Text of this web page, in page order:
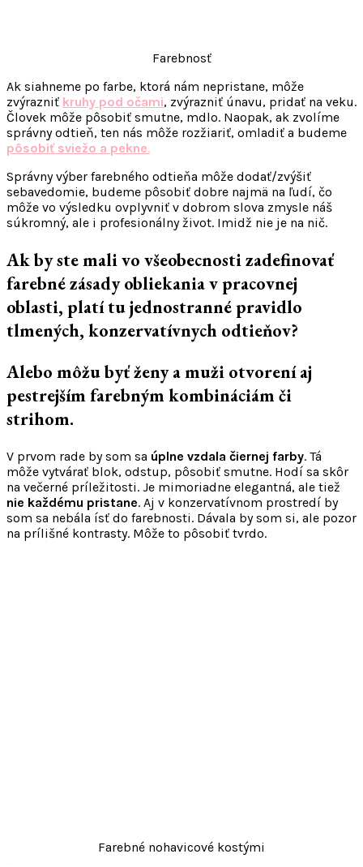
Farebnosť
Ak siahneme po farbe, ktorá nám nepristane, môže
zvýrazniť kruhy pod očami, zvýrazniť únavu, pridať na veku.
Človek môže pôsobiť smutne, mdlo. Naopak, ak zvolíme
správny odtieň, ten nás môže rozžiariť, omladiť a budeme
pôsobiť sviežo a pekne.
Správny výber farebného odtieňa môže dodať/zvýšiť
sebavedomie, budeme pôsobiť dobre najmä na ľudí, čo
môže vo výsledku ovplyvniť v dobrom slova zmysle náš
súkromný, ale i profesionálny život. Imidž nie je na nič.
Ak by ste mali vo všeobecnosti zadefinovať
farebné zásady obliekania v pracovnej
oblasti, platí tu jednostranné pravidlo
tlmených, konzervatívnych odtieňov?
Alebo môžu byť ženy a muži otvorení aj
pestrejším farebným kombináciám či
strihom.
V prvom rade by som sa úplne vzdala čiernej farby. Tá
môže vytvárať blok, odstup, pôsobiť smutne. Hodí sa skôr
na večerné príležitosti. Je mimoriadne elegantná, ale tiež
nie každému pristane. Aj v konzervatívnom prostredí by
som sa nebála ísť do farebnosti. Dávala by som si, ale pozor
na prílišné kontrasty. Môže to pôsobiť tvrdo.
Farebné nohavicové kostými